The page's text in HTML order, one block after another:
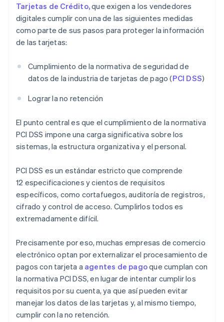
Tarjetas de Crédito,que exigen a los vendedores
digitales cumplir con una de las siguientes medidas
como parte de sus pasos para proteger la información
de las tarjetas:
Cumplimiento de la normativa de seguridad de
datos de la industria de tarjetas de pago (PCI DSS)
Lograr la no retención
El punto central es que el cumplimiento de la normativa
PCI DSS impone una carga significativa sobre los
sistemas, la estructura organizativa y el personal.
PCI DSS es un estándar estricto que comprende
12 especificaciones y cientos de requisitos
específicos, como cortafuegos, auditoría de registros,
cifrado y control de acceso. Cumplirlos todos es
extremadamente difícil.
Precisamente por eso, muchas empresas de comercio
electrónico optan por externalizar el procesamiento de
pagos con tarjeta a agentes de pagoque cumplan con
la normativa PCI DSS, en lugar de intentar cumplir los
requisitos por su cuenta, ya que así pueden evitar
manejar los datos de las tarjetas y, al mismo tiempo,
cumplir con la no retención.